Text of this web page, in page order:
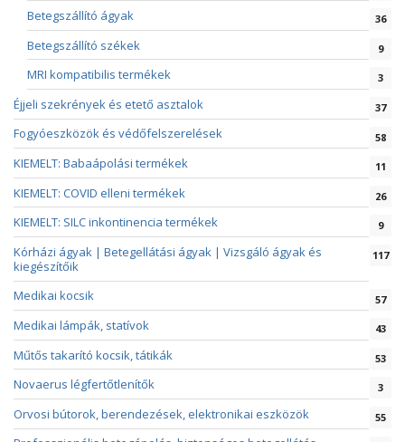
Betegszállító ágyak 36
Betegszállító székek 9
MRI kompatibilis termékek 3
Éjjeli szekrények és etető asztalok 37
Fogyóeszközök és védőfelszerelések 58
KIEMELT: Babaápolási termékek 11
KIEMELT: COVID elleni termékek 26
KIEMELT: SILC inkontinencia termékek 9
Kórházi ágyak | Betegellátási ágyak | Vizsgáló ágyak és
kiegészítőik
117
Medikai kocsik 57
Medikai lámpák, statívok 43
Műtős takarító kocsik, tátikák 53
Novaerus légfertőtlenítők 3
Orvosi bútorok, berendezések, elektronikai eszközök 55